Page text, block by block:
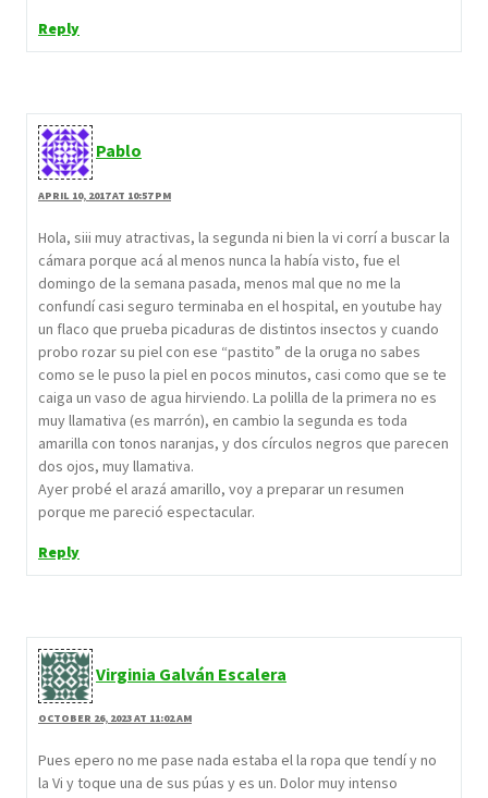
Reply
Pablo
APRIL 10, 2017 AT 10:57 PM
Hola, siii muy atractivas, la segunda ni bien la vi corrí a buscar la
cámara porque acá al menos nunca la había visto, fue el
domingo de la semana pasada, menos mal que no me la
confundí casi seguro terminaba en el hospital, en youtube hay
un flaco que prueba picaduras de distintos insectos y cuando
probo rozar su piel con ese “pastito” de la oruga no sabes
como se le puso la piel en pocos minutos, casi como que se te
caiga un vaso de agua hirviendo. La polilla de la primera no es
muy llamativa (es marrón), en cambio la segunda es toda
amarilla con tonos naranjas, y dos círculos negros que parecen
dos ojos, muy llamativa.
Ayer probé el arazá amarillo, voy a preparar un resumen
porque me pareció espectacular.
Reply
Virginia Galván Escalera
OCTOBER 26, 2023 AT 11:02 AM
Pues epero no me pase nada estaba el la ropa que tendí y no
la Vi y toque una de sus púas y es un. Dolor muy intenso